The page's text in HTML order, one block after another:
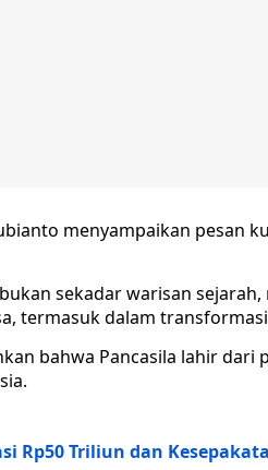
menyampaikan pesan
sekadar warisan
termasuk dalam
bahwa Pancasila lahir dari
Rp50 Triliun dan